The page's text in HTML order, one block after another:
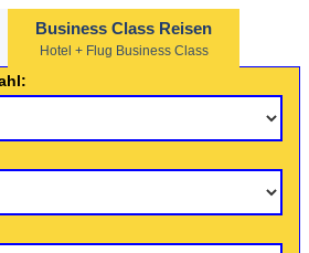
Business Class Reisen
Hotel + Flug Business Class